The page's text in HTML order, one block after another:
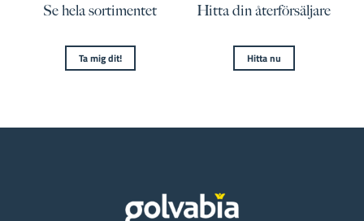
Se hela sortimentet
Ta mig dit!
Hitta din återförsäljare
Hitta nu